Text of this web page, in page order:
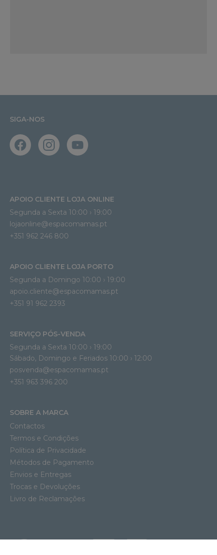
SIGA-NOS
APOIO CLIENTE LOJA ONLINE
Segunda a Sexta 10:00 › 19:00
lojaonline@espacomamas.pt
+351 962 246 800
APOIO CLIENTE LOJA PORTO
Segunda a Domingo 10:00 › 19:00
apoio.cliente@espacomamas.pt
+351 91 962 2393
SERVIÇO PÓS-VENDA
Segunda a Sexta 10:00 › 19:00
Sábado, Domingo e Feriados 10:00 › 12:00
posvenda@espacomamas.pt
+351 963 396 200
SOBRE A MARCA
Contactos
Termos e Condições
Política de Privacidade
Métodos de Pagamento
Envios e Entregas
Trocas e Devoluções
Livro de Reclamações